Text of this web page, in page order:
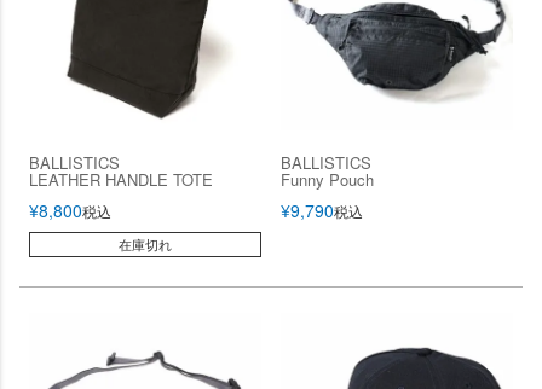
BALLISTICS
LEATHER HANDLE TOTE
¥8,800税込
在庫切れ
BALLISTICS
Funny Pouch
¥9,790税込